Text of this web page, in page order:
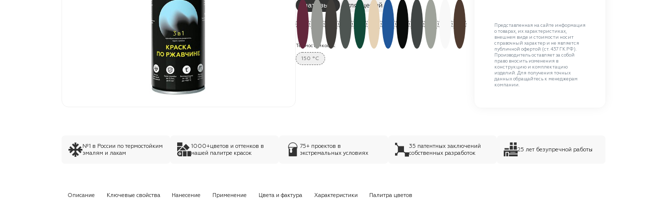
матовый глянцевый
Термостойкость:
150 °C
Представленная на сайте информация
о товарах, их характеристиках,
внешнем виде и стоимости носит
справочный характер и не является
публичной офертой (ст. 437 ГК РФ).
Производитель оставляет за собой
право вносить изменения в
конструкцию и комплектацию
изделий. Для получения точных
данных обращайтесь к менеджерам
компании.
№1 в России по термостойким
эмалям и лакам
1000+цветов и оттенков в
нашей палитре красок
75+ проектов в
экстремальных условиях
35 патентных заключений
собственных разработок
25 лет безупречной работы
Описание Ключевые свойства Нанесение Применение Цвета и фактура Характеристики Палитра цветов